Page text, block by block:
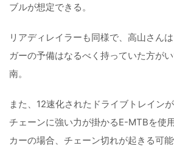
ブルが想定できる。
リアディレイラーも同様で、高山さん
ガーの予備はなるべく持っていた方が
南。
また、12速化されたドライブトレイン
チェーンに強い力が掛かるE-MTBを使
カーの場合、チェーン切れが起きる可